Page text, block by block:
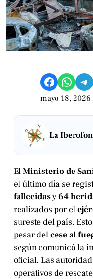
Compartir en Facebook Compartir en WhatsApp Compartir en Telegram
mayo 18, 2026
La
ElMinisterio de
el último día se
fallecidasy64
realizados por el
sureste del país.
pesar delcese al
según comunicó la
oficial. Las
operativos de